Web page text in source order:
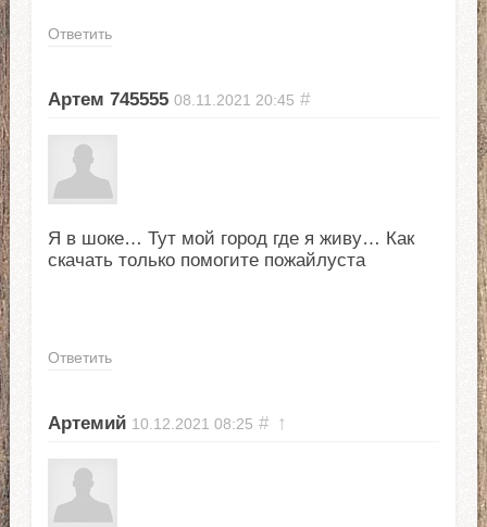
Ответить
Артем 745555 08.11.2021 20:45 #
Я в шоке… Тут мой город где я живу… Как
скачать только помогите пожайлуста
Ответить
Артемий 10.12.2021 08:25 # ↑